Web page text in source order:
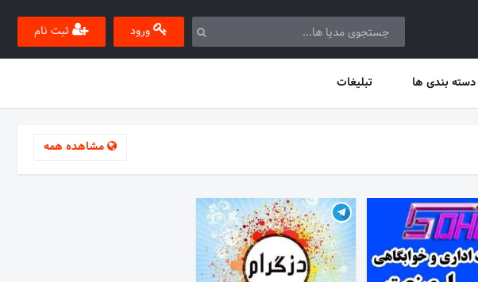
ورود ثبت نام
دسته بندی ها تبلیغات
مشاهده همه